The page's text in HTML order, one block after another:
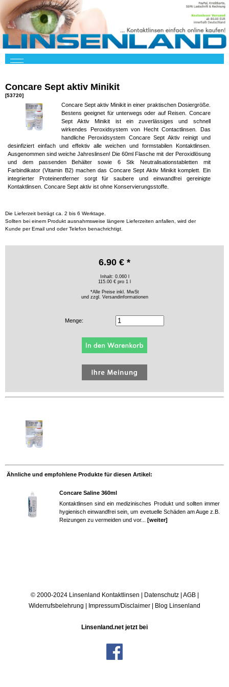
Concare Sept aktiv Minikit
[53720]
Concare Sept aktiv Minikit in einer praktischen Dosiergröße.
Bestens geeignet für unterwegs oder auf Reisen. Concare
Sept Aktiv Minikit ist ein zuverlässiges und schnell
wirkendes Peroxidsystem von Hecht Contactlinsen. Das
handliche Peroxidsystem Concare Sept Aktiv reinigt und
desinfiziert einfach und effektiv alle weichen und formstabilen Kontaktlinsen.
Ausgenommen sind weiche Jahreslinsen! Die 60ml Flasche mit der Peroxidlösung
und dem passenden Behälter sowie 6 Stk Neutralisationstabletten mit
Farbindikator (Vitamin B2) machen das Concare Sept Aktiv Minikit komplett. Ein
integrierter Proteinentferner sorgt für saubere und einwandfrei gereinigte
Kontaktlinsen. Concare Sept aktiv ist ohne Konservierungsstoffe.
Die Lieferzeit beträgt ca. 2 bis 6 Werktage.
Sollten bei einem Produkt ausnahmsweise längere Lieferzeiten anfallen, wird der
Kunde per Email und oder Telefon benachrichtigt.
6.90 € *
Inhalt: 0.060 l
115.00 € pro 1 l
*Alle Preise inkl. MwSt
und zzgl. Versandinformationen
Menge:
Ähnliche und empfohlene Produkte für diesen Artikel:
Concare Saline 360ml
Kontaktlinsen sind ein medizinisches Produkt und sollten immer
hygienisch einwandfrei sein, um evetuelle Schäden am Auge z.B.
Reizungen zu vermeiden und vor... [weiter]
© 2000-2024 Linsenland Kontaktlinsen | Datenschutz| AGB|
Widerrufsbelehrung | Impressum/Disclaimer | Blog Linsenland
Linsenland.net jetzt bei